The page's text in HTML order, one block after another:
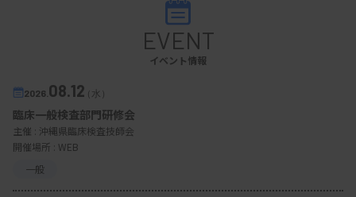
EVENT
イベント情報
2026. 08.12（水）
臨床一般検査部門研修会
主催 : 沖縄県臨床検査技師会
開催場所 : WEB
一般